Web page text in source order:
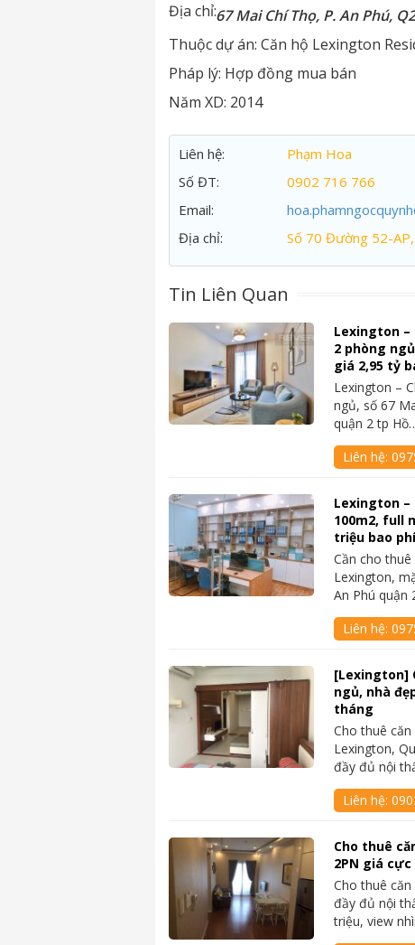
Địa chỉ:67 Mai Chí Thọ, P. An Phú,
Thuộc dự án: Căn hộ Lexington
Pháp lý: Hợp đồng mua bán
Năm XD: 2014
Liên hệ:
Phạm Hoa
Số ĐT:
0902 716 766
Email:
Địa chỉ:
Số 70 Đường 52-
Tin Liên Quan
Lexington –
2 phòng
giá 2,95 tỷ
Lexington –
ngủ, số 67
quận 2 tp
Liên hệ:
Lexington
100m2, full
triệu bao
Cần cho
Lexington,
An Phú quận
Liên hệ:
[Lexington]
ngủ, nhà
tháng
Cho thuê
Lexington,
đầy đủ nội
Liên hệ:
Cho thuê
2PN giá
Cho thuê
đầy đủ nội
triệu, view